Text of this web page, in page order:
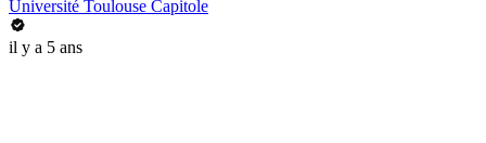
Université Toulouse Capitole
il y a 5 ans